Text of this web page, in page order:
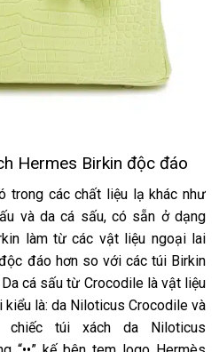
Hermes Birkin độc đáo
trong các chất liệu lạ khác như
và da cá sấu, có sẵn ở dạng
làm từ các vật liệu ngoại lai
đáo hơn so với các túi Birkin
cá sấu từ Crocodile là vật liệu
là: da Niloticus Crocodile và
chiếc túi xách da Niloticus